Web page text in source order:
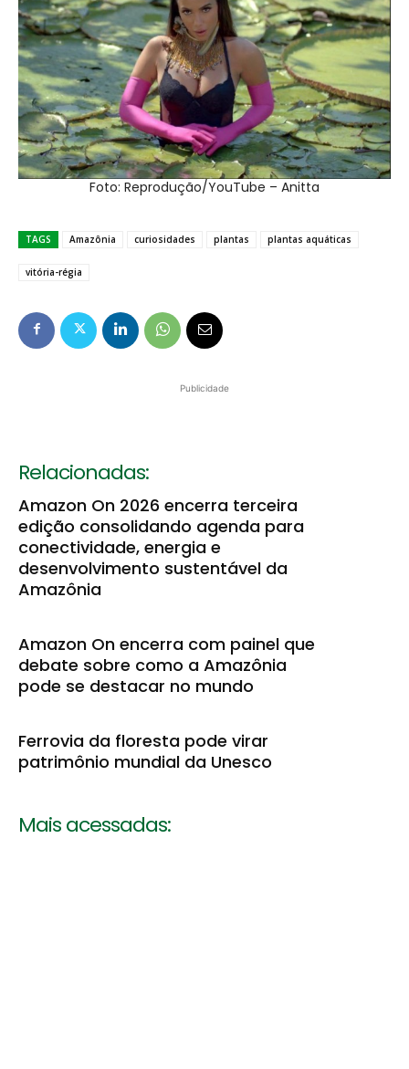
Foto: Reprodução/YouTube – Anitta
TAGS Amazônia curiosidades plantas plantas aquáticas
vitória-régia
Publicidade
Relacionadas:
Amazon On 2026 encerra terceira
edição consolidando agenda para
conectividade, energia e
desenvolvimento sustentável da
Amazônia
Amazon On encerra com painel que
debate sobre como a Amazônia
pode se destacar no mundo
Ferrovia da floresta pode virar
patrimônio mundial da Unesco
Mais acessadas: